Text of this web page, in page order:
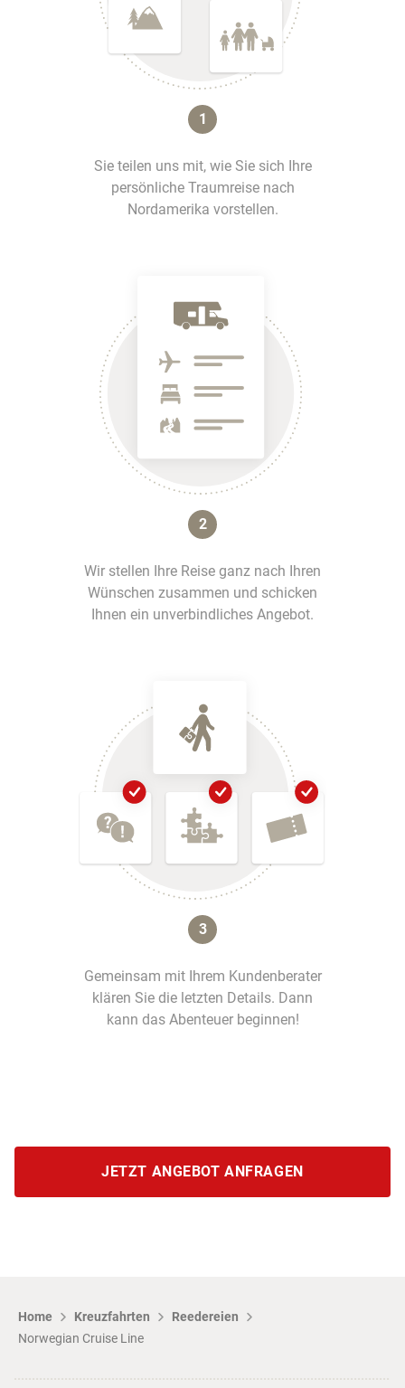
Home Kreuzfahrten
Reedereien
Norwegian Cruise Line
JETZT ANGEBOT ANFRAGEN
1
Sie teilen uns mit, wie Sie sich Ihre
persönliche Traumreise nach
Nordamerika vorstellen.
2
Wir stellen Ihre Reise ganz nach Ihren
Wünschen zusammen und schicken
Ihnen ein unverbindliches Angebot.
3
Gemeinsam mit Ihrem Kundenberater
klären Sie die letzten Details. Dann
kann das Abenteuer beginnen!